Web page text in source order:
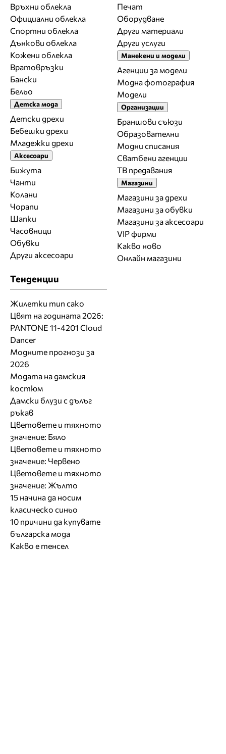
Връхни облекла
Официални облекла
Спортни облекла
Дънкови облекла
Кожени облекла
Вратовръзки
Бански
Бельо
Детска мода
Детски дрехи
Бебешки дрехи
Младежки дрехи
Аксесоари
Бижута
Чанти
Колани
Чорапи
Шапки
Часовници
Обувки
Други аксесоари
Печат
Оборудване
Други материали
Други услуги
Манекени и модели
Агенции за модели
Модна фотография
Модели
Организации
Браншови съюзи
Образователни
Модни списания
Сватбени агенции
ТВ предавания
Магазини
Магазини за дрехи
Магазини за обувки
Магазини за aксесоари
VIP фирми
Какво ново
Онлайн магазини
Тенденции
Жилетки тип сако
Цвят на годината 2026:
PANTONE 11-4201 Cloud
Dancer
Модните прогнози за
2026
Модата на дамския
костюм
Дамски блузи с дълъг
ръкав
Цветовете и тяхното
значение: Бяло
Цветовете и тяхното
значение: Червено
Цветовете и тяхното
значение: Жълто
15 начина да носим
класическо синьо
10 причини да купувате
българска мода
Какво е тенсел